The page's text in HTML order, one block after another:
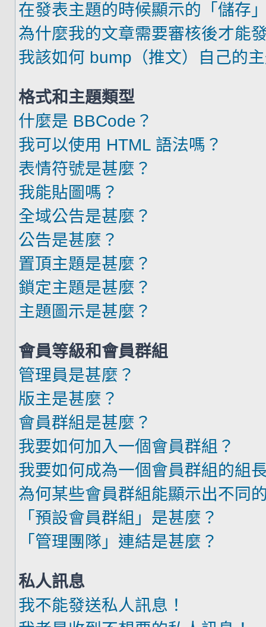
在發表主題的時候顯示的「儲存
為什麼我的文章需要審核後才能
我該如何 bump（推文）自己的
格式和主題類型
什麼是 BBCode？
我可以使用 HTML 語法嗎？
表情符號是甚麼？
我能貼圖嗎？
全域公告是甚麼？
公告是甚麼？
置頂主題是甚麼？
鎖定主題是甚麼？
主題圖示是甚麼？
會員等級和會員群組
管理員是甚麼？
版主是甚麼？
會員群組是甚麼？
我要如何加入一個會員群組？
我要如何成為一個會員群組的組
為何某些會員群組能顯示出不同
「預設會員群組」是甚麼？
「管理團隊」連結是甚麼？
私人訊息
我不能發送私人訊息！